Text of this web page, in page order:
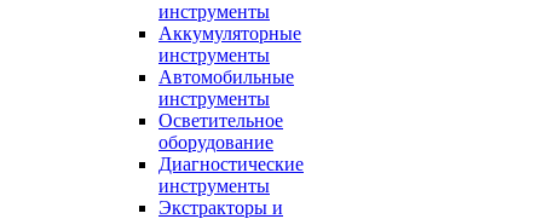
инструменты
Аккумуляторные
инструменты
Автомобильные
инструменты
Осветительное
оборудование
Диагностические
инструменты
Экстракторы и